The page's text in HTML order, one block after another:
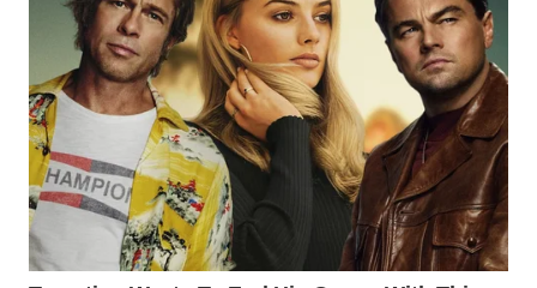
WN
BEKASI
BOGOR
WN